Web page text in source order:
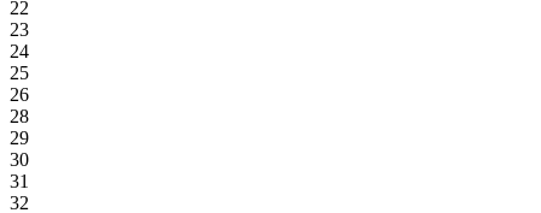
22
23
24
25
26
28
29
30
31
32